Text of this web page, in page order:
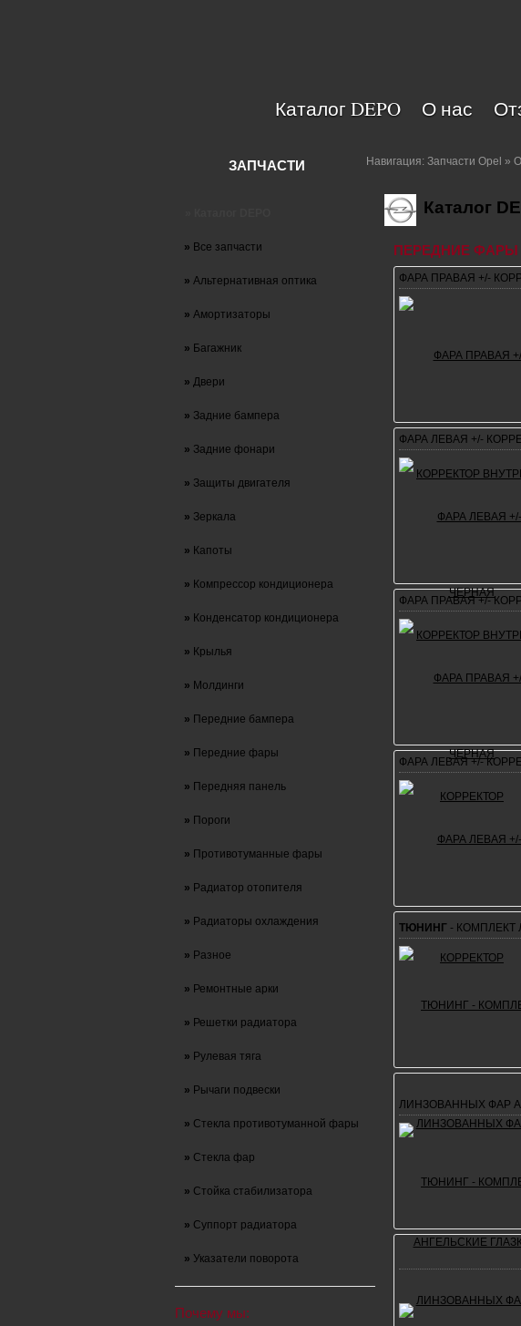
Навигация: Запчасти Opel »
Каталог
ПЕРЕДНИЕ ФАРЫ
ФАРА ПРАВАЯ +/-
ФАРА ЛЕВАЯ +/-
ФАРА ПРАВАЯ +/-
ФАРА ЛЕВАЯ +/-
ТЮНИНГ - КОМПЛЕКТ
ЛИНЗОВАННЫХ ФАР
ЗАПЧАСТИ
» Все запчасти
» Альтернативная оптика
» Амортизаторы
» Багажник
» Двери
» Задние бампера
» Задние фонари
» Защиты двигателя
» Зеркала
» Капоты
» Компрессор кондиционера
» Конденсатор кондиционера
» Крылья
» Молдинги
» Передние бампера
» Передние фары
» Передняя панель
» Пороги
» Противотуманные фары
» Радиатор отопителя
» Радиаторы охлаждения
» Разное
» Ремонтные арки
» Решетки радиатора
» Рулевая тяга
» Рычаги подвески
» Стекла противотуманной фары
» Стекла фар
» Стойка стабилизатора
» Суппорт радиатора
» Указатели поворота
Почему мы:
Каталог DEPO О нас